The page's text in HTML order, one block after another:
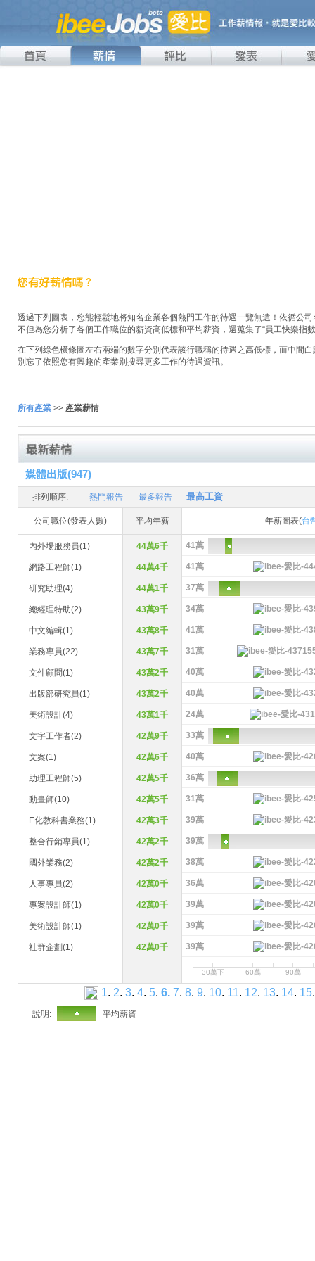
透過下列圖表，您能輕鬆地將知名企業各個熱門工作的待遇一覽無遺！依循公
不但為您分析了各個工作職位的薪資高低標和平均薪資，還蒐集了“員工快樂指
在下列綠色橫條圖左右兩端的數字分別代表該行職稱的待遇之高低標，而中間
別忘了依照您有興趣的產業別搜尋更多工作的待遇資訊。
所有產業 >> 產業薪情
媒體出版(947)
排列順序: 熱門報告 最多報告 最高工資
公司職位(發表人數) 平均年薪 年薪圖表(台
內外場服務員(1) 44萬6千 41萬
網路工程師(1) 44萬4千 41萬
研究助理(4) 44萬1千 37萬
總經理特助(2) 43萬9千 34萬
中文編輯(1) 43萬8千 41萬
業務專員(22) 43萬7千 31萬
文件顧問(1) 43萬2千 40萬
出版部研究員(1) 43萬2千 40萬
美術設計(4) 43萬1千 24萬
文字工作者(2) 42萬9千 33萬
文案(1) 42萬6千 40萬
助理工程師(5) 42萬5千 36萬
動畫師(10) 42萬5千 31萬
E化教科書業務(1) 42萬3千 39萬
整合行銷專員(1) 42萬2千 39萬
國外業務(2) 42萬2千 38萬
人事專員(2) 42萬0千 36萬
專案設計師(1) 42萬0千 39萬
美術設計師(1) 42萬0千 39萬
社群企劃(1) 42萬0千 39萬
30萬下 60萬 90萬
1. 2. 3. 4. 5. 6. 7. 8. 9. 10. 11. 12. 13. 14. 15.
說明: = 平均薪資